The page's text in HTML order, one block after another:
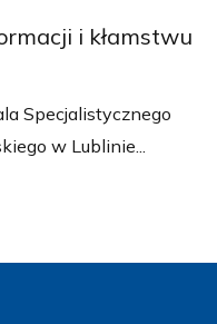
i kłamstwu
Specjalistycznego
w Lublinie...